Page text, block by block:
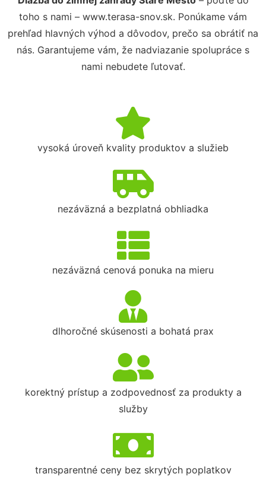
toho s nami – www.terasa-snov.sk. Ponúkame vám
prehľad hlavných výhod a dôvodov, prečo sa obrátiť na
nás. Garantujeme vám, že nadviazanie spolupráce s
nami nebudete ľutovať.
vysoká úroveň kvality produktov a služieb
nezáväzná a bezplatná obhliadka
nezáväzná cenová ponuka na mieru
dlhoročné skúsenosti a bohatá prax
korektný prístup a zodpovednosť za produkty a
služby
transparentné ceny bez skrytých poplatkov